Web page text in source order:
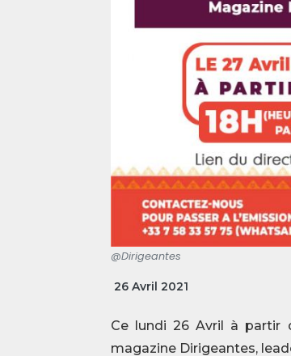
@Dirigeantes
26 Avril 2021
Ce lundi 26 Avril à partir
magazine Dirigeantes,